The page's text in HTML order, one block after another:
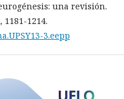
una revisión.
1214.
3.eepp